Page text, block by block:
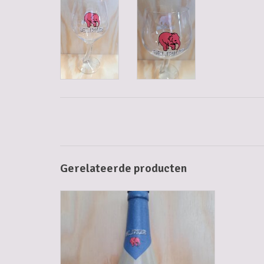
Gerelateerde producten
DELIRIUM TREMENS 33 CL
TOEVOEGEN AAN WINKELWAGEN